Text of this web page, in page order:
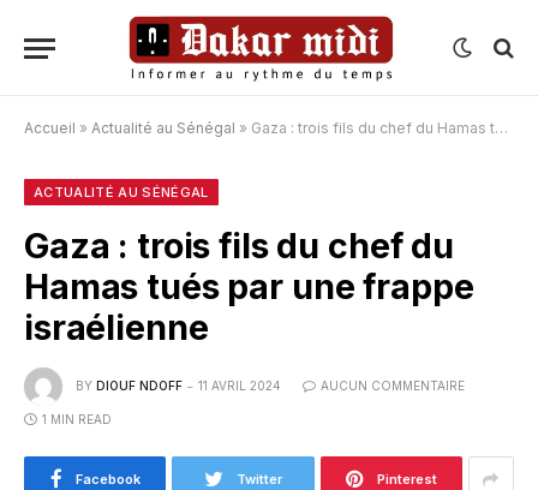
Accueil » Actualité au Sénégal » Gaza : trois fils du chef du Hamas tués par une frappe israélienne
ACTUALITÉ AU SÉNÉGAL
Gaza : trois fils du chef du
Hamas tués par une frappe
israélienne
BY DIOUF NDOFF 11 AVRIL 2024 AUCUN COMMENTAIRE
1 MIN READ
Facebook Twitter Pinterest